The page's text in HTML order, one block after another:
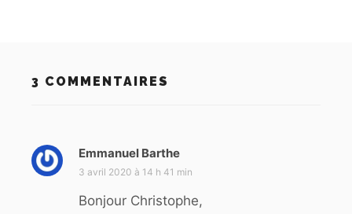
3 COMMENTAIRES
Emmanuel Barthe
i
3 avril 2020 à 14 h 41 min
Bonjour Christophe,